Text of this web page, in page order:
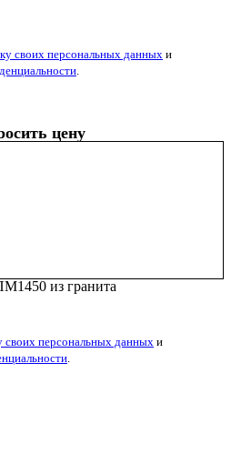
своих персональных данных и
цену
из гранита
своих персональных данных и